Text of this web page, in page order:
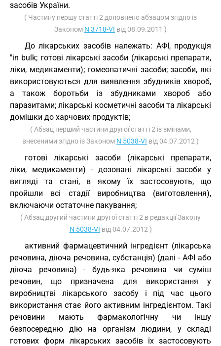
засобів України.
( Частину першу статті 2 доповнено абзацом згідно із
Законом N 3718-VI від 08.09.2011 )
До лікарських засобів належать: АФІ, продукція
"in bulk; готові лікарські засоби (лікарські препарати,
ліки, медикаменти); гомеопатичні засоби; засоби, які
використовуються для виявлення збудників хвороб,
а також боротьби із збудниками хвороб або
паразитами; лікарські косметичні засоби та лікарські
домішки до харчових продуктів;
( Абзац перший частини другої статті 2 із змінами,
внесеними згідно із Законом N 5038-VI від 04.07.2012 )
готові лікарські засоби (лікарські препарати,
ліки, медикаменти) - дозовані лікарські засоби у
вигляді та стані, в якому їх застосовують, що
пройшли всі стадії виробництва (виготовлення),
включаючи остаточне пакування;
( Абзац другий частини другої статті 2 в редакції Закону
N 5038-VI від 04.07.2012 )
активний фармацевтичний інгредієнт (лікарська
речовина, діюча речовина, субстанція) (далі - АФІ або
діюча речовина) - будь-яка речовина чи суміш
речовин, що призначена для використання у
виробництві лікарського засобу і під час цього
використання стає його активним інгредієнтом. Такі
речовини мають фармакологічну чи іншу
безпосередню дію на організм людини, у складі
готових форм лікарських засобів їх застосовують